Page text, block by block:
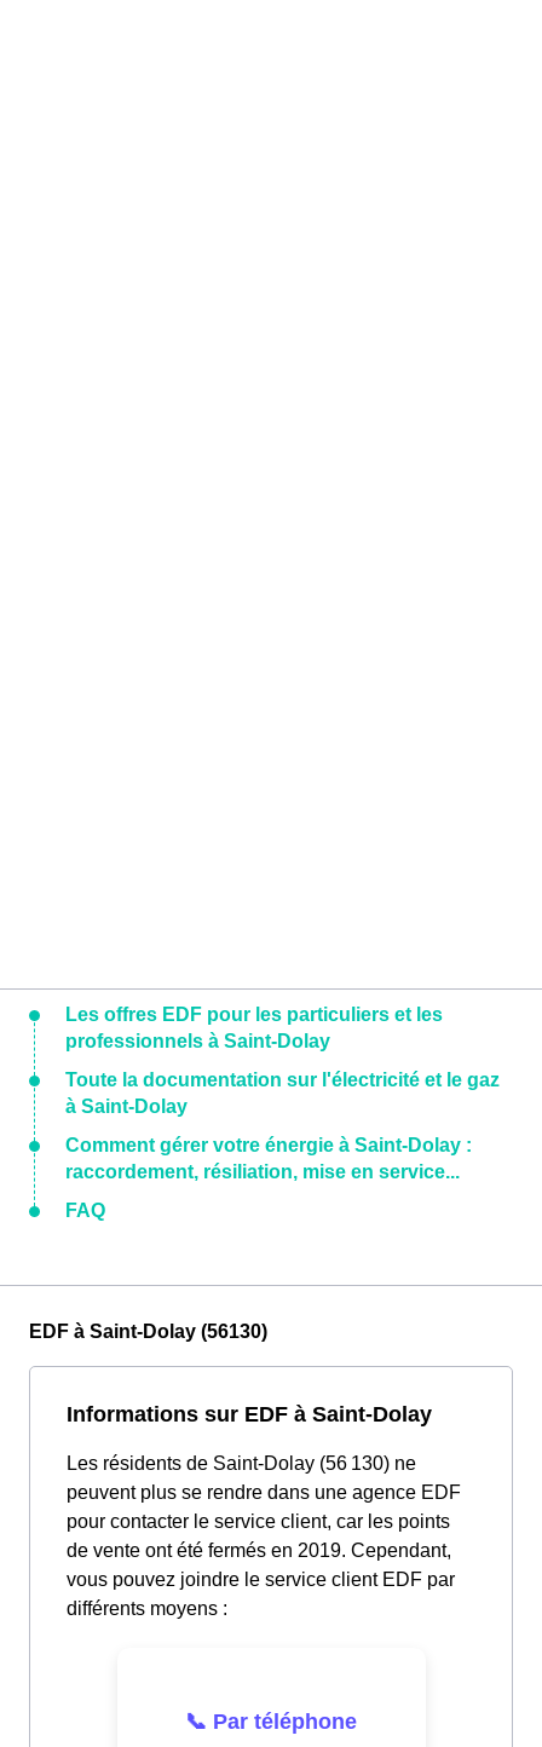
Les offres EDF pour les particuliers et les
professionnels à Saint-Dolay
Toute la documentation sur l'électricité et le gaz
à Saint-Dolay
Comment gérer votre énergie à Saint-Dolay :
raccordement, résiliation, mise en service...
FAQ
EDF à Saint-Dolay (56130)
Informations sur EDF à Saint-Dolay
Les résidents de Saint-Dolay (56 130) ne
peuvent plus se rendre dans une agence EDF
pour contacter le service client, car les points
de vente ont été fermés en 2019. Cependant,
vous pouvez joindre le service client EDF par
différents moyens :
📞 Par téléphone